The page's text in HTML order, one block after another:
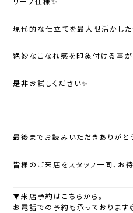
リーブ仕様✨
現代的な仕立てを最大限活かし
絶妙なこなれ感を印象付ける事
是非お試しください✨
最後までお読みいただきありがと
皆様のご来店をスタッフ一同、お待
▼来店予約は こちら から。
お電話での予約も承っております